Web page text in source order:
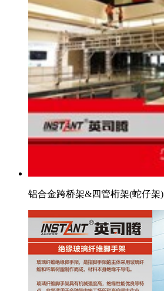
铝合金跨桥架&四管桁架(蛇仔架)